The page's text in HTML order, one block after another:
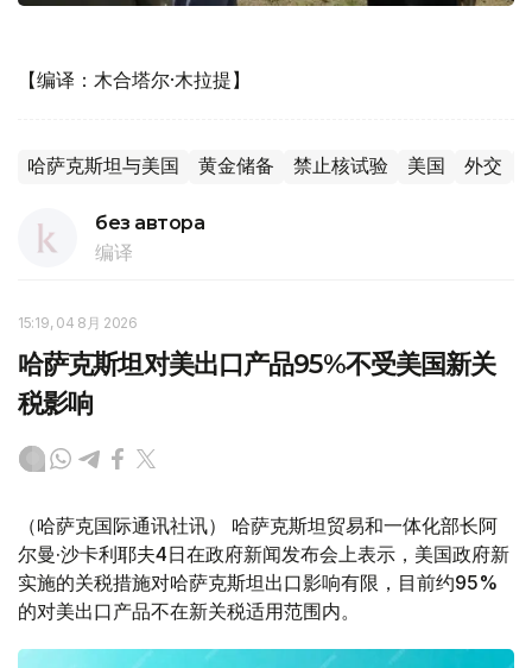
【编译：木合塔尔·木拉提】
哈萨克斯坦与美国 黄金储备 禁止核试验 美国 外交
без автора
编译
15:19, 04 8月 2026
哈萨克斯坦对美出口产品95%不受美国新关
税影响
（哈萨克国际通讯社讯） 哈萨克斯坦贸易和一体化部长阿
尔曼·沙卡利耶夫4日在政府新闻发布会上表示，美国政府新
实施的关税措施对哈萨克斯坦出口影响有限，目前约95%
的对美出口产品不在新关税适用范围内。